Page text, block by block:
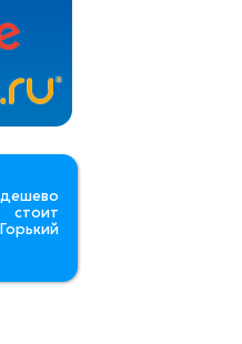
дешево
стоит